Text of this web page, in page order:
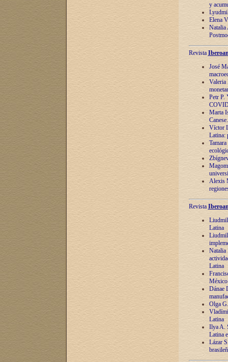
y
Elena
Natalia
Revista
José
Valeria
Petr P.
Marta
Víctor
Latina:
Alexis
Revista
Latina
Natalia
Latina
México
Dánae
Olga
Latina
Ilya A.
Latina
Lázar